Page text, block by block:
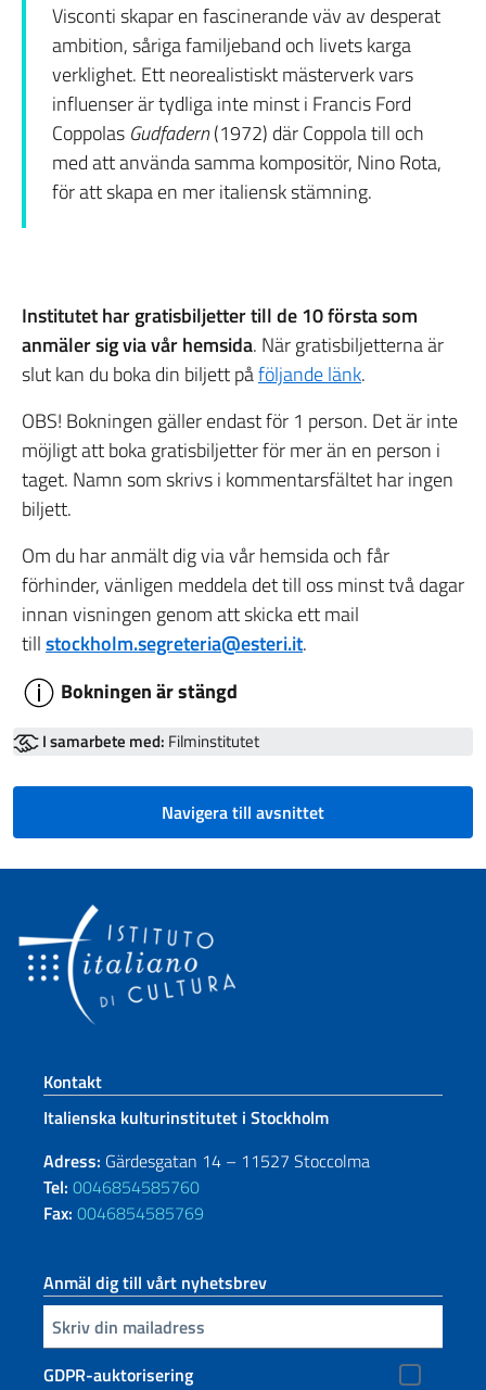
Visconti skapar en fascinerande väv av desperat
ambition, såriga familjeband och livets karga
verklighet. Ett neorealistiskt mästerverk vars
influenser är tydliga inte minst i Francis Ford
Coppolas Gudfadern(1972) där Coppola till och
med att använda samma kompositör, Nino Rota,
för att skapa en mer italiensk stämning.
Institutet har gratisbiljetter till de 10 första som
anmäler sig via vår hemsida. När gratisbiljetterna är
slut kan du boka din biljett påföljande länk.
OBS! Bokningen gäller endast för 1 person. Det är inte
möjligt att boka gratisbiljetter för mer än en person i
taget. Namn som skrivs i kommentarsfältet har ingen
biljett.
Om du har anmält dig via vår hemsida och får
förhinder, vänligen meddela det till oss minst två dagar
innan visningen genom att skicka ett mail
tillstockholm.segreteria@esteri.it.
Bokningen är stängd
I samarbete med: Filminstitutet
Navigera till avsnittet
Footer section
Kontakt
Italienska kulturinstitutet i Stockholm
Adress: Gärdesgatan 14 – 11527 Stoccolma
Tel: 0046854585760
Fax: 0046854585769
Anmäl dig till vårt nyhetsbrev
Infoga din e-post
GDPR-auktorisering